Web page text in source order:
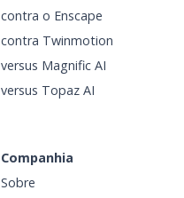
contra o Enscape
contra Twinmotion
versus Magnific AI
versus Topaz AI
Companhia
Sobre